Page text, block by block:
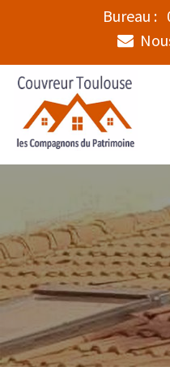
Bureau :